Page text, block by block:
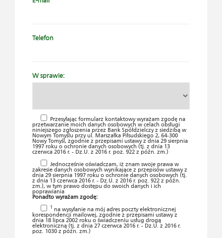
Telefon
W sprawie:
Przesyłając formularz kontaktowy wyrażam zgodę na
przetwarzanie moich danych osobowych w celach obsługi
niniejszego zgłoszenia przez Bank Spółdzielczy z siedzibą w
Nowym Tomyślu przy ul. Marszałka Piłsudskiego 2, 64-300
Nowy Tomyśl, zgodnie z przepisami ustawy z dnia 29 sierpnia
1997 roku o ochronie danych osobowych (tj. z dnia 13
czerwca 2016 r. - Dz.U. z 2016 r. poz. 922 z późn. zm.)
Jednocześnie oświadczam, iż znam swoje prawa w
zakresie danych osobowych wynikające z przepisów ustawy z
dnia 29 sierpnia 1997 roku o ochronie danych osobowych (tj.
z dnia 13 czerwca 2016 r. - Dz.U. z 2016 r. poz. 922 z późn.
zm.), w tym prawo dostępu do swoich danych i ich
poprawiania
Ponadto wyrażam zgodę:
1 na wysyłanie na mój adres poczty elektronicznej
korespondencji mailowej, zgodnie z przepisami ustawy z
dnia 18 lipca 2002 roku o świadczeniu usług drogą
elektroniczną (tj. z dnia 27 czerwca 2016 r. - Dz.U. z 2016 r.
poz. 1030 z późn. zm.)